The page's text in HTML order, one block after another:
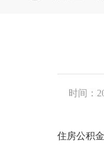
时间：
住房公积